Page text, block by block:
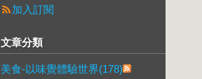
加入訂閱
文章分類
美食-以味覺體驗世界(178)